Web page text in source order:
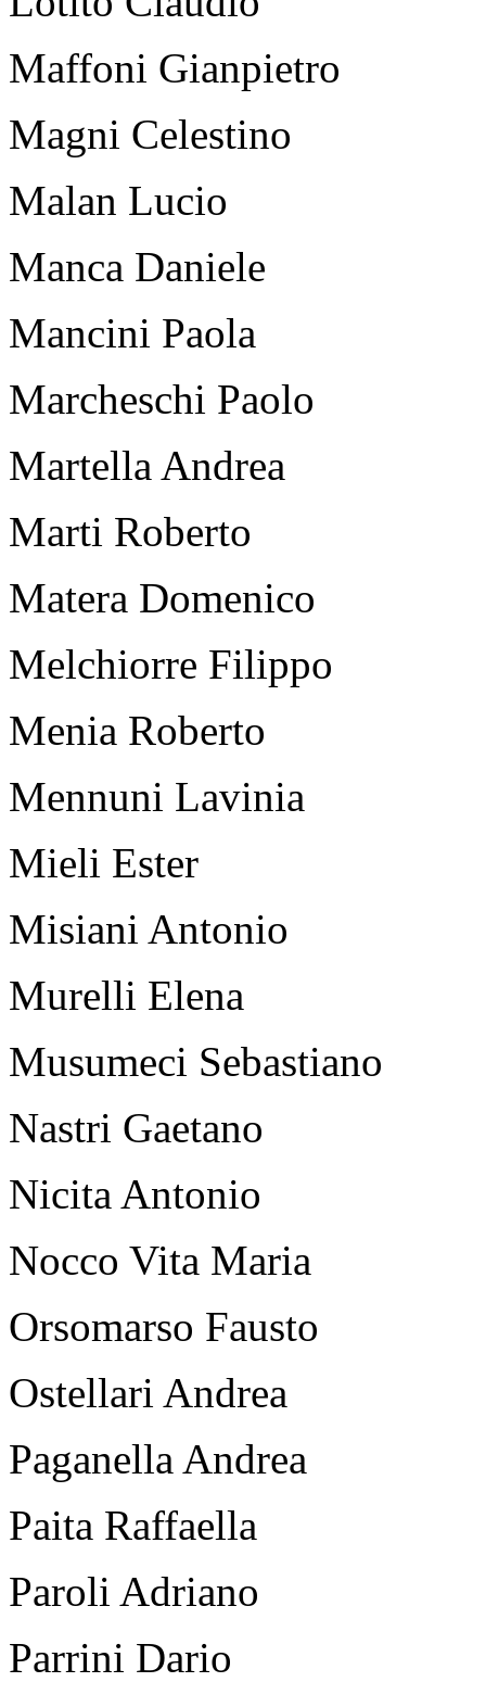
Maffoni Gianpietro
Magni Celestino
Malan Lucio
Manca Daniele
Mancini Paola
Marcheschi Paolo
Martella Andrea
Marti Roberto
Matera Domenico
Melchiorre Filippo
Menia Roberto
Mennuni Lavinia
Mieli Ester
Misiani Antonio
Murelli Elena
Musumeci Sebastiano
Nastri Gaetano
Nicita Antonio
Nocco Vita Maria
Orsomarso Fausto
Ostellari Andrea
Paganella Andrea
Paita Raffaella
Paroli Adriano
Parrini Dario